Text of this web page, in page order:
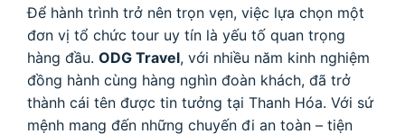
Để hành trình trở nên trọn vẹn, việc lựa chọn một
đơn vị tổ chức tour uy tín là yếu tố quan trọng
hàng đầu. ODG Travel, với nhiều năm kinh nghiệm
đồng hành cùng hàng nghìn đoàn khách, đã trở
thành cái tên được tin tưởng tại Thanh Hóa. Với sứ
mệnh mang đến những chuyến đi an toàn – tiện